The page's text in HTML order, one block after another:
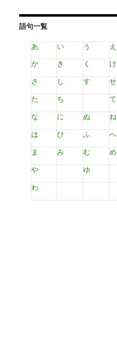
語句一覧
あ い う え
か
き く け
さ し す せ
た ち て
な に ぬ ね
は ひ ふ へ
ま み む め
や ゆ
わ